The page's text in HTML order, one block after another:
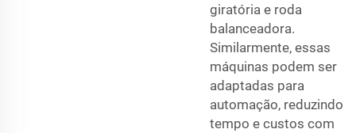
giratória e roda
balanceadora.
Similarmente, essas
máquinas podem ser
adaptadas para
automação, reduzindo
tempo e custos com